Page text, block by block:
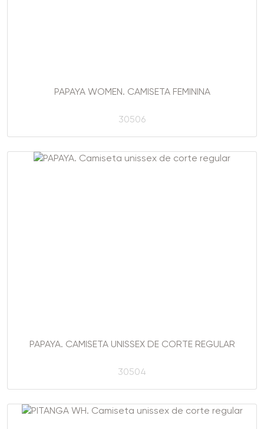
PAPAYA WOMEN. CAMISETA FEMININA
30506
PAPAYA. CAMISETA UNISSEX DE CORTE REGULAR
30504